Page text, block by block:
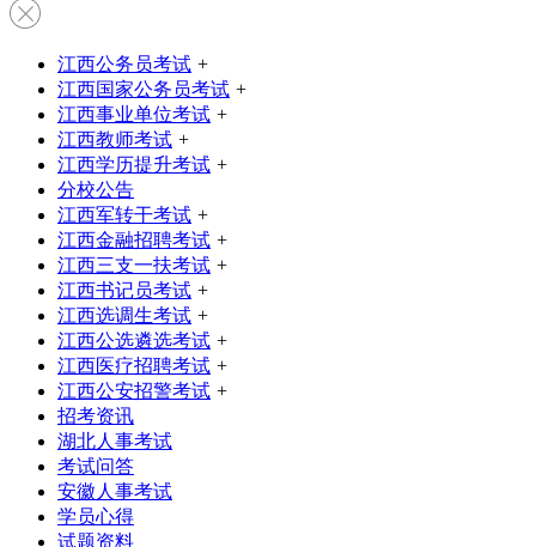
江西公务员考试 +
江西国家公务员考试 +
江西事业单位考试 +
江西教师考试 +
江西学历提升考试 +
分校公告
江西军转干考试 +
江西金融招聘考试 +
江西三支一扶考试 +
江西书记员考试 +
江西选调生考试 +
江西公选遴选考试 +
江西医疗招聘考试 +
江西公安招警考试 +
招考资讯
湖北人事考试
考试问答
安徽人事考试
学员心得
试题资料